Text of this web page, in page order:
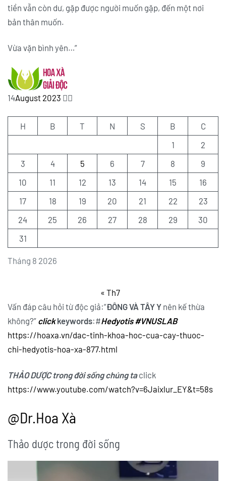
tiền vẫn còn dư, gặp được người muốn gặp, đến một nơi
bản thân muốn.
Vừa vặn bình yên…”
14August 2023 ✍🏻
Tháng 8 2026
H B T N S B
C
1
2
3
4 5 6 7 8
9
10
11 12 13 14 15
16
17
18 19 20 21 22
23
24
25 26 27 28 29
30
31
« Th7
Vấn đáp câu hỏi từ độc giả:”ĐÔNG VÀ TÂY Y nên kế thừa
không?” click keywords:#Hedyotis #VNUSLAB
https://hoaxa.vn/dac-tinh-khoa-hoc-cua-cay-thuoc-
chi-hedyotis-hoa-xa-877.html
THẢO DƯỢC trong đời sống chúng taclick
https://www.youtube.com/watch?v=6Jaixlur_EY&t=58s
@Dr.Hoa Xà
Thảo dược trong đời sống